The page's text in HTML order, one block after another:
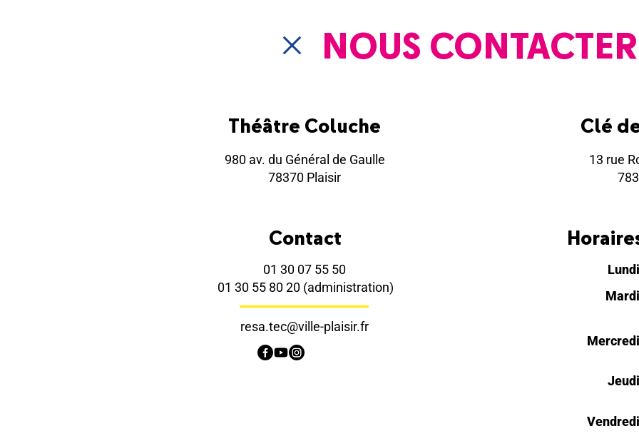
NOUS CONTACTER
Théâtre Coluche
980 av. du Général de Gaulle
78370 Plaisir
Clé
13 rue
Contact
01 30 07 55 50
01 30 55 80 20 (administration)
resa.tec@ville-plaisir.fr
Lundi
Mardi
Mercredi
Jeudi
Vendredi